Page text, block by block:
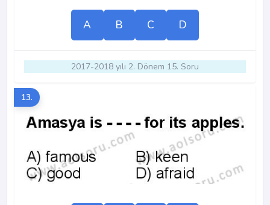
A B C D
2017-2018 yılı 2. Dönem 15. Soru
13.